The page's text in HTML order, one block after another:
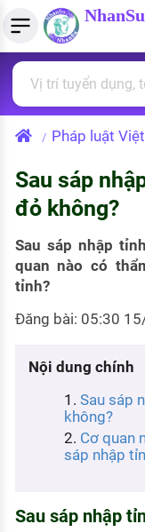
Tìm việc làm
Việc làm ngành
Việc làm lương
Việc làm tốt nhất
CÔNG TY
Danh sách nhà
Nhà tuyển dụng
Quản lý CV
Tải CV lên
Tạo CV trực tuyến
Mẫu CV đơn giản
Mẫu CV hiện đại
Tính lương
Tính thuế thu
Tính trợ cấp thất
PHÁP LUẬT VIỆT
Văn bản pháp luật
PHÁP LUẬT LAO
Lao động và tiền
Bảo hiểm và
Chính sách lao
KHÁM PHÁ NGHỀ
Tử vi nghề nghiệp
HƯỚNG NGHIỆP
/ Pháp luật
Sau sáp
đỏ không?
Sau sáp nhập
quan nào có
tỉnh?
Đăng bài: 05:30
Nội dung chính
Sau sáp
không?
Cơ quan
sáp nhập
Sau sáp nhập